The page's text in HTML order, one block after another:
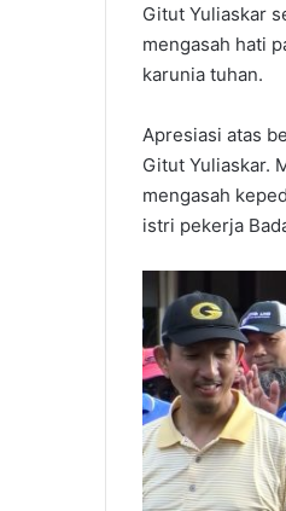
Gitut Yuliaskar
mengasah hati
karunia tuhan.
Apresiasi atas
Gitut Yuliaskar.
mengasah
istri pekerja